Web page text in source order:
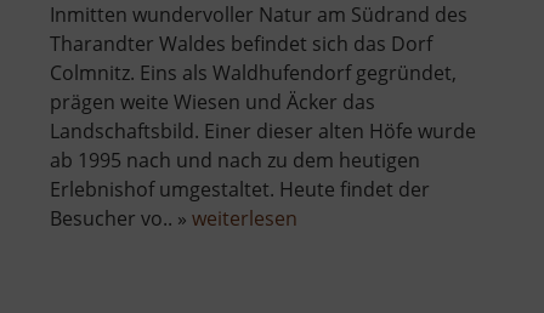
Inmitten wundervoller Natur am Südrand des
Tharandter Waldes befindet sich das Dorf
Colmnitz. Eins als Waldhufendorf gegründet,
prägen weite Wiesen und Äcker das
Landschaftsbild. Einer dieser alten Höfe wurde
ab 1995 nach und nach zu dem heutigen
Erlebnishof umgestaltet. Heute findet der
Besucher vo.. » weiterlesen